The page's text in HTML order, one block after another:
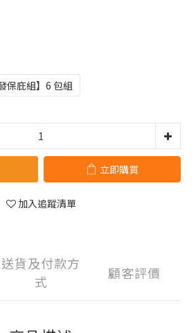
保庇組】6 包組
立即購買
加入追蹤清單
送貨及付款方
式
顧客評價